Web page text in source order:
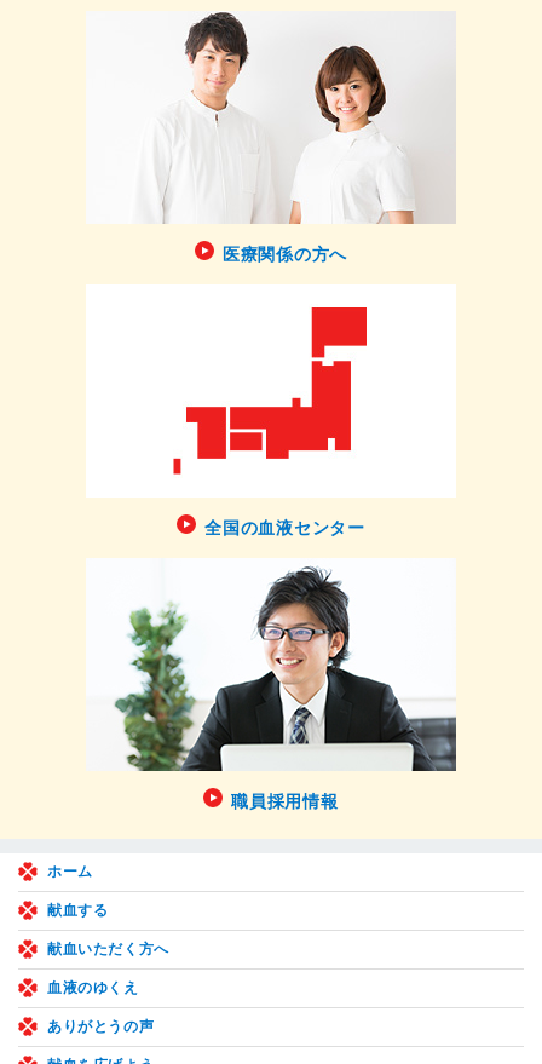
医療関係の方へ
全国の血液センター
職員採用情報
ホーム
献血する
献血いただく方へ
血液のゆくえ
ありがとうの声